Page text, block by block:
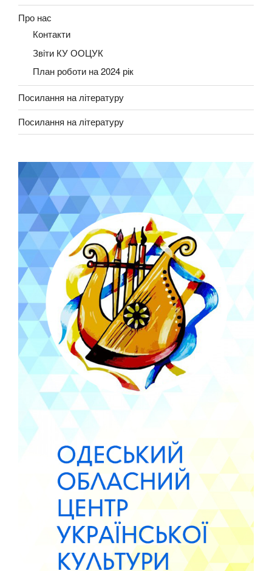
Про нас
Контакти
Звiти КУ ООЦУК
План роботи на 2024 рік
Посилання на літературу
Посилання на літературу